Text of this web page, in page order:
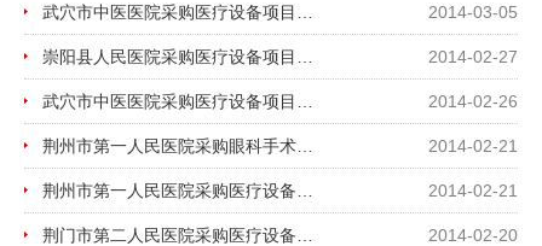
2014-03-05
2014-02-27
2014-02-26
2014-02-21
2014-02-21
2014-02-20